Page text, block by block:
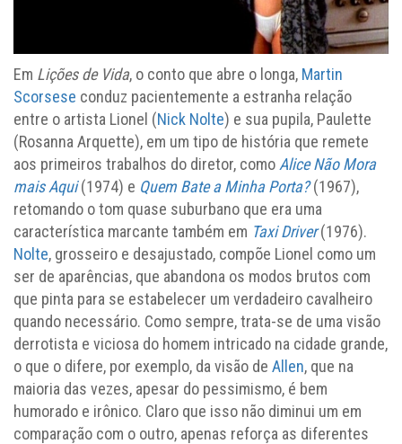
Em Lições de Vida, o conto que abre o longa, Martin
Scorsese conduz pacientemente a estranha relação
entre o artista Lionel (Nick Nolte) e sua pupila, Paulette
(Rosanna Arquette), em um tipo de história que remete
aos primeiros trabalhos do diretor, como Alice Não Mora
mais Aqui (1974) e Quem Bate a Minha Porta? (1967),
retomando o tom quase suburbano que era uma
característica marcante também em Taxi Driver(1976).
Nolte, grosseiro e desajustado, compõe Lionel como um
ser de aparências, que abandona os modos brutos com
que pinta para se estabelecer um verdadeiro cavalheiro
quando necessário. Como sempre, trata-se de uma visão
derrotista e viciosa do homem intricado na cidade grande,
o que o difere, por exemplo, da visão de Allen, que na
maioria das vezes, apesar do pessimismo, é bem
humorado e irônico. Claro que isso não diminui um em
comparação com o outro, apenas reforça as diferentes